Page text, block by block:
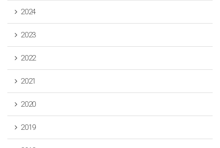
2024
2023
2022
2021
2020
2019